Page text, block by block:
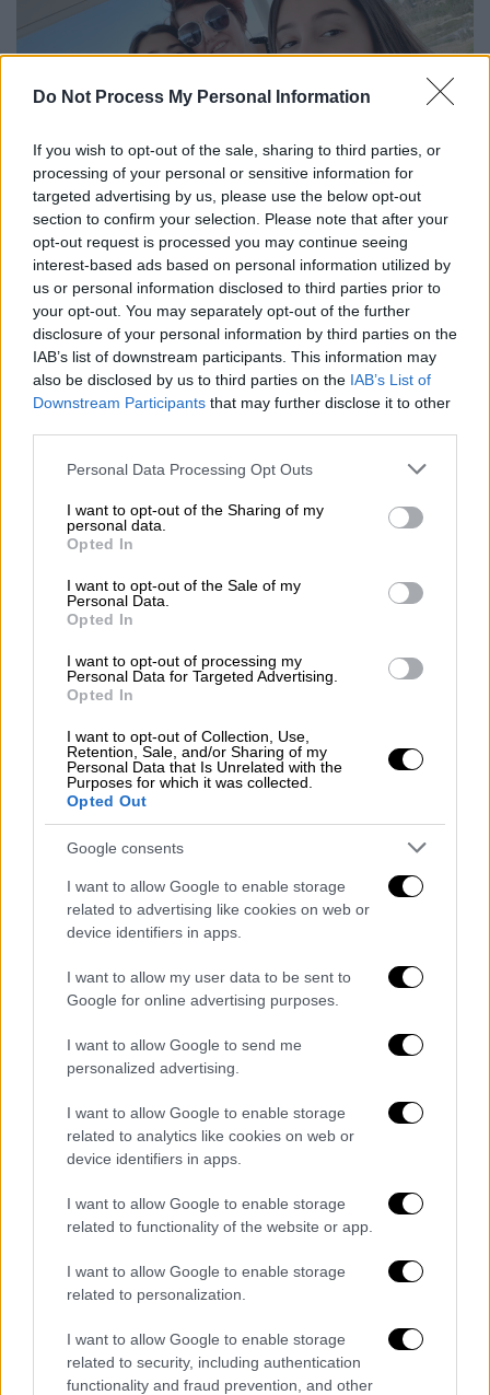
Do Not Process My Personal Information
If you wish to opt-out of the sale, sharing to third parties, or
processing of your personal or sensitive information for
targeted advertising by us, please use the below opt-out
section to confirm your selection. Please note that after your
opt-out request is processed you may continue seeing
interest-based ads based on personal information utilized by
us or personal information disclosed to third parties prior to
your opt-out. You may separately opt-out of the further
disclosure of your personal information by third parties on the
IAB’s list of downstream participants. This information may
also be disclosed by us to third parties on the IAB’s List of
Downstream Participants that may further disclose it to other
Please note that this website/app uses one or more Google
not limited to your visit or usage behaviour. You may click to
grant or deny consent to Google and its third-party tags to
use your data for below specified purposes in below Google
consent section.
Personal Data Processing Opt Outs
I want to opt-out of the Sharing of my
personal data.
Opted In
I want to opt-out of the Sale of my
Personal Data.
Opted In
I want to opt-out of processing my
Personal Data for Targeted Advertising.
Opted In
I want to opt-out of Collection, Use,
Retention, Sale, and/or Sharing of my
Personal Data that Is Unrelated with the
Purposes for which it was collected.
Opted Out
Google consents
I want to allow Google to enable storage
related to advertising like cookies on web or
device identifiers in apps.
I want to allow my user data to be sent to
Google for online advertising purposes.
I want to allow Google to send me
personalized advertising.
I want to allow Google to enable storage
related to analytics like cookies on web or
device identifiers in apps.
I want to allow Google to enable storage
related to functionality of the website or app.
I want to allow Google to enable storage
related to personalization.
I want to allow Google to enable storage
related to security, including authentication
functionality and fraud prevention, and other
7c46acaf-97fe-4134-8ad3-d8ff56ee4e24.jpeg
ethnos.gr/Η πρωτοετής φοιτήτρια στο Οικονομικό του
ΠΑΜΑΚ Όλγα Νιφόρου με τα τέσσερα παιδιά της
Το μυαλό μου ήταν στο τι θα γράψει η
Στέλλα παρά εγώ
Αν και κατάφερε να κάνει πραγματικότητα το
όνειρό της, πάντα στριφογύριζε στο μυαλό
καραντίνας πήρε τη μεγάλη απόφαση να
ξαναδώσειπανελλήνιες, καταθέτοντας την
αίτηση συμμετοχής την τελευταία, μόλις,
μέρα εκπνοής της προθεσμίας.
Έκτοτε μάνα και κόρη διάβαζαν μαζί
λύνοντας ασκήσεις μαθηματικών και
μοιραζόμενες τις αγωνίες και τους
προβληματισμούς τους.
Η 43χρονη μητέρα
Ηλιάννας, της Μυρσίνης και του Ανέστη
δίδασκε το πρωί στο 2ο Γυμνάσιο
Γιαννιτσών και από το μεσημέρι και μετά
υποχρεώσεις μίας πολύτεκνης οικογένειας.
Η προετοιμασία της για τις πανελλήνιες
διήρκησε από τον Απρίλιο μέχρι και τον
Ιούνιο, ξενυχτώντας και διαβάζοντας μόλις
έπεφταν για ύπνο τα παιδιά.
στο ίδιο εξεταστικό κέντρο έκθεση και
μαθηματικά που ήταν κοινά μαθήματα. Ήταν
πολύ ωραίο σαν εικόνα». Μετά το τέλος της
κάθε εξέτασης οι δύο υποψήφιες
συζητούσαν και έλυναν απορίες αλλά και τα
θέματα. «Ήταν πολύ ωραία εμπειρία. Απλά
νομίζω ότι τις περισσότερες φορές είχα
Στέλλα παρά εγώ. Ιδίως στο τελευταίο
μάθημα που έδινα οικονομικά και αυτή έδινε
χημεία το μυαλό μου ήταν στο τι γράφει η
Στέλλα».